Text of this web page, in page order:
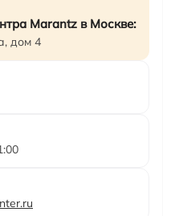
Marantz в Москве:
дом 4